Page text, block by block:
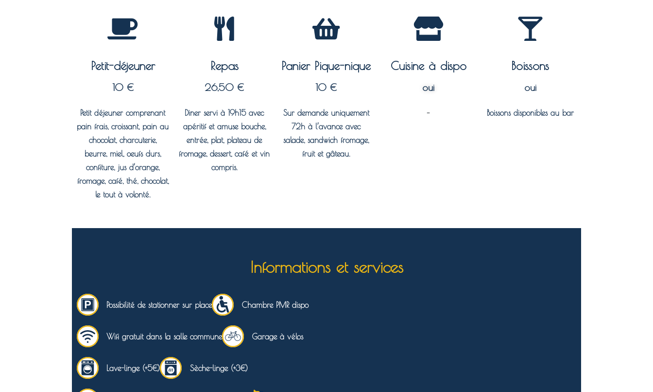
Petit-déjeuner
10 €
Petit déjeuner comprenant
pain frais, croissant, pain au
chocolat, charcuterie,
beurre, miel, oeufs durs,
confiture, jus d’orange,
fromage, café, thé, chocolat,
le tout à volonté.
Repas
26,50 €
Diner servi à 19h15 avec
apéritif et amuse bouche,
entrée, plat, plateau de
fromage, dessert, café et vin
compris.
Panier Pique-nique
10 €
Sur demande uniquement
72h à l’avance avec
salade, sandwich fromage,
fruit et gâteau.
Cuisine à dispo
oui
–
Boissons
oui
Boissons disponibles au bar
Informations et services
Possibilité de stationner sur place Chambre PMR dispo
Wifi gratuit dans la salle commune Garage à vélos
Lave-linge (+5€) Sèche-linge (+3€)​